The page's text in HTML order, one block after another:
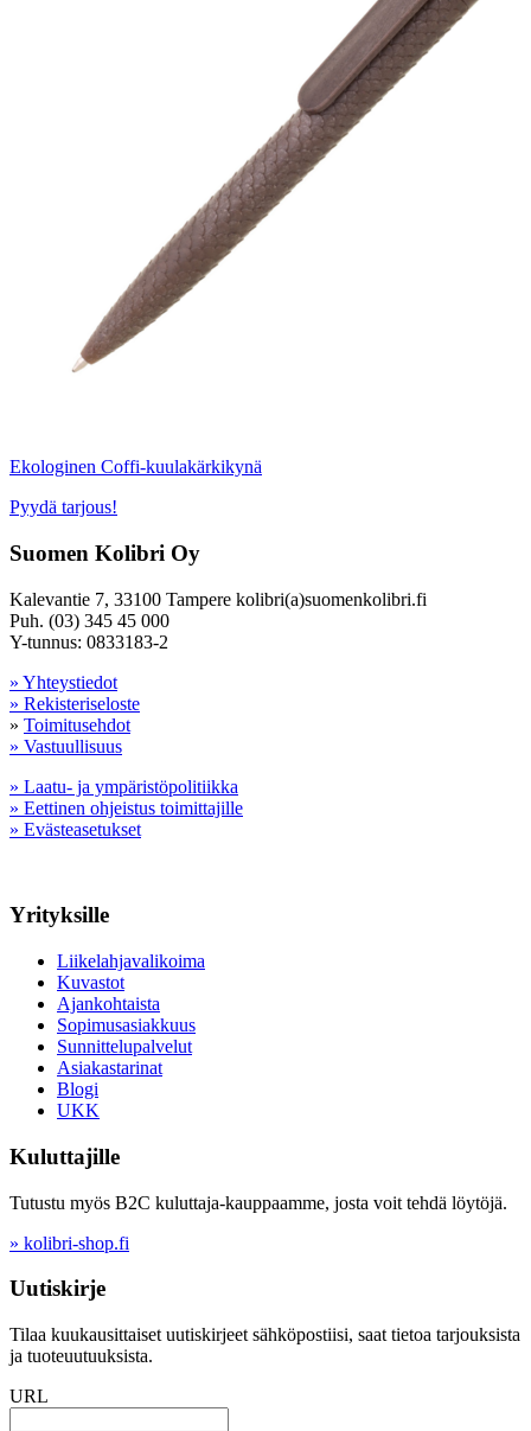
Ekologinen Coffi-kuulakärkikynä
Pyydä tarjous!
Suomen Kolibri Oy
Kalevantie 7, 33100 Tampere kolibri(a)suomenkolibri.fi
Puh. (03) 345 45 000
Y-tunnus: 0833183-2
» Yhteystiedot
» Rekisteriseloste
» Toimitusehdot
» Vastuullisuus
» Laatu- ja ympäristöpolitiikka
» Eettinen ohjeistus toimittajille
» Evästeasetukset
Yrityksille
Liikelahjavalikoima
Kuvastot
Ajankohtaista
Sopimusasiakkuus
Sunnittelupalvelut
Asiakastarinat
Blogi
UKK
Kuluttajille
Tutustu myös B2C kuluttaja-kauppaamme, josta voit tehdä löytöjä.
» kolibri-shop.fi
Uutiskirje
Tilaa kuukausittaiset uutiskirjeet sähköpostiisi, saat tietoa tarjouksista
ja tuoteuutuuksista.
URL